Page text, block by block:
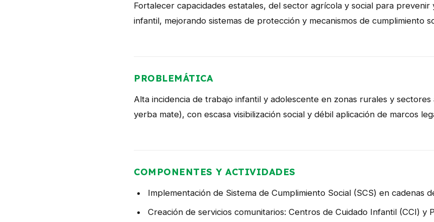
Fortalecer capacidades estatales, del sector agrícola y social para
infantil, mejorando sistemas de protección y mecanismos de cumplimiento
PROBLEMÁTICA
Alta incidencia de trabajo infantil y adolescente en zonas rurales y sectores
yerba mate), con escasa visibilización social y débil aplicación de marcos
COMPONENTES Y ACTIVIDADES
Implementación de Sistema de Cumplimiento Social (SCS) en cadenas
Creación de servicios comunitarios: Centros de Cuidado Infantil (CCI) y